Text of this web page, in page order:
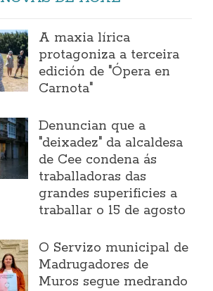
A maxia lírica
protagoniza a terceira
edición de "Ópera en
Carnota"
Denuncian que a
"deixadez" da alcaldesa
de Cee condena ás
traballadoras das
grandes superificies a
traballar o 15 de agosto
O Servizo municipal de
Madrugadores de
Muros segue medrando